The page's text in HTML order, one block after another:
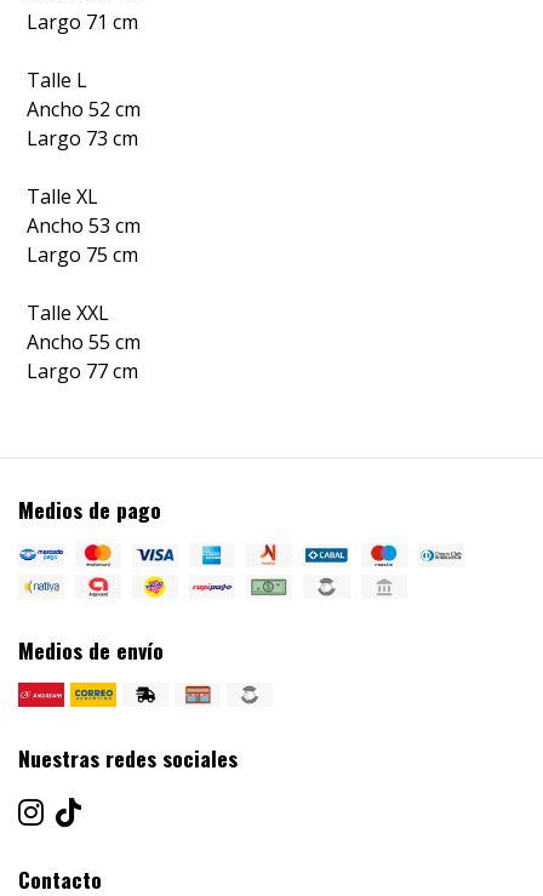
Largo 71 cm
Talle L
Ancho 52 cm
Largo 73 cm
Talle XL
Ancho 53 cm
Largo 75 cm
Talle XXL
Ancho 55 cm
Largo 77 cm
Medios de pago
Medios de envío
Nuestras redes sociales
Contacto